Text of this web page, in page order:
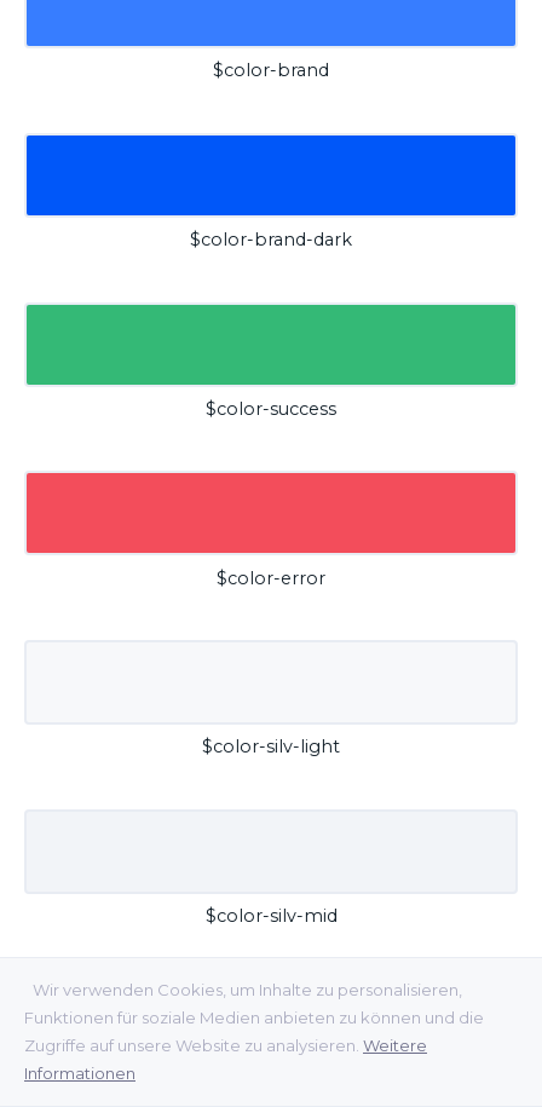
Wir verwenden Cookies, um Inhalte zu personalisieren,
Funktionen für soziale Medien anbieten zu können und die
Zugriffe auf unsere Website zu analysieren. Weitere
Informationen
$color-brand
$color-brand-dark
$color-success
$color-error
$color-silv-light
$color-silv-mid